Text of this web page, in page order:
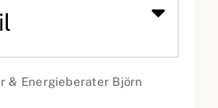
& Energieberater Björn